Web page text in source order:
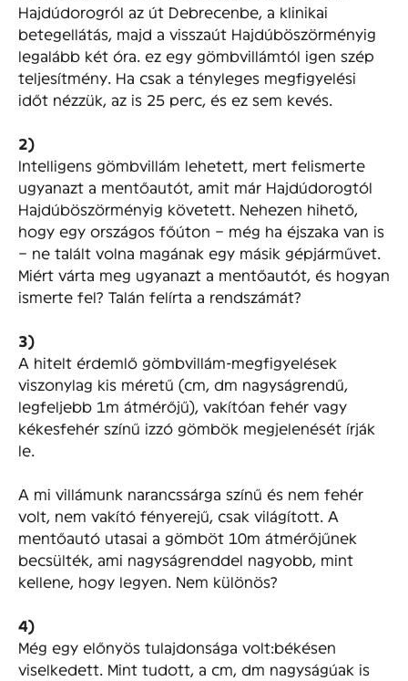
Hajdúdorogról az út Debrecenbe, a klinikai
betegellátás, majd a visszaút Hajdúböszörményig
legalább két óra. ez egy gömbvillámtól igen szép
teljesítmény. Ha csak a tényleges megfigyelési
időt nézzük, az is 25 perc, és ez sem kevés.
2)
Intelligens gömbvillám lehetett, mert felismerte
ugyanazt a mentőautót, amit már Hajdúdorogtól
Hajdúböszörményig követett. Nehezen hihető,
hogy egy országos főúton – még ha éjszaka van is
– ne talált volna magának egy másik gépjárművet.
Miért várta meg ugyanazt a mentőautót, és hogyan
ismerte fel? Talán felírta a rendszámát?
3)
A hitelt érdemlő gömbvillám-megfigyelések
viszonylag kis méretű (cm, dm nagyságrendű,
legfeljebb 1m átmérőjű), vakítóan fehér vagy
kékesfehér színű izzó gömbök megjelenését írják
le.
A mi villámunk narancssárga színű és nem fehér
volt, nem vakító fényerejű, csak világított. A
mentőautó utasai a gömböt 10m átmérőjűnek
becsülték, ami nagyságrenddel nagyobb, mint
kellene, hogy legyen. Nem különös?
4)
Még egy előnyös tulajdonsága volt:békésen
viselkedett. Mint tudott, a cm, dm nagyságúak is